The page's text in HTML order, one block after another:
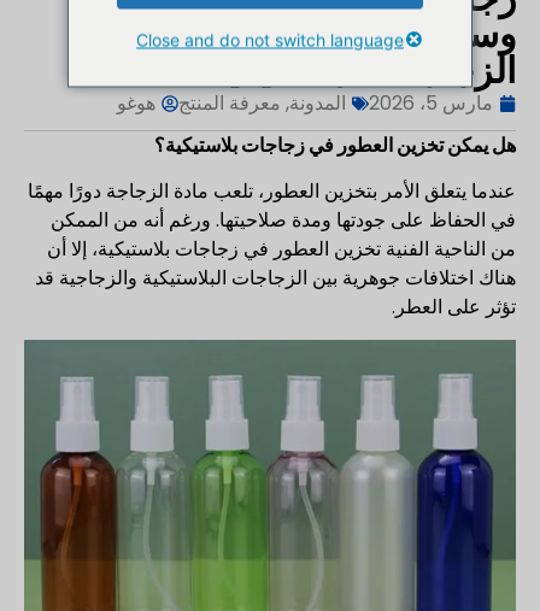
وسلبيات الزجاجات مقابل
الزجاجات البلاستيكية
مارس 5، 2026 المدونة, معرفة المنتج
هوغو
هل يمكن تخزين العطور في زجاجات بلاستيكية؟
عندما يتعلق الأمر بتخزين العطور، تلعب مادة الزجاجة دورًا مهمًا
في الحفاظ على جودتها ومدة صلاحيتها. ورغم أنه من الممكن
من الناحية الفنية تخزين العطور في زجاجات بلاستيكية، إلا أن
هناك اختلافات جوهرية بين الزجاجات البلاستيكية والزجاجية قد
تؤثر على العطر.
Close and do not switch language